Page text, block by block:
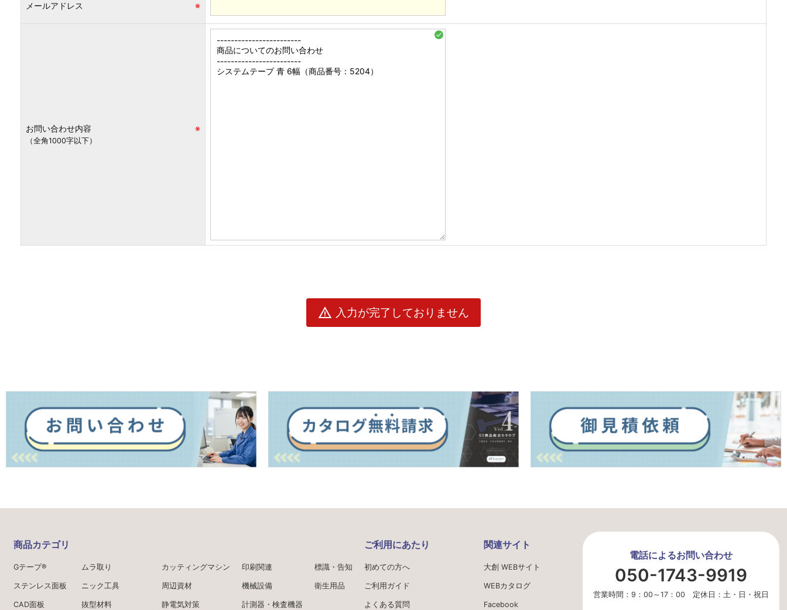
メールアドレス ※
お問い合わせ内容 ※
（全角1000字以下）
warning 入力が完了しておりません
商品カテゴリ
Gテープ®
ステンレス面板
CAD面板
ムラ取り
ニック工具
抜型材料
カッティングマシン
周辺資材
静電気対策
印刷関連
機械設備
計測器・検査機器
標識・告知
衛生用品
ご利用にあたり
初めての方へ
ご利用ガイド
よくある質問
関連サイト
大創 WEBサイト
WEBカタログ
Facebook
電話によるお問い合わせ
050-1743-9919
営業時間：9：00～17：00 定休日：土・日・祝日
check